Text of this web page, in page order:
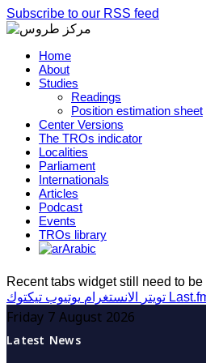
Subscribe to our RSS feed
Home
About
Studies
Readings
Position estimation sheet
Center Versions
The TROs indicator
Localities
Parliament
Internationals
Articles
Podcast
Events
TROs library
Arabic
Recent tabs widget still need to
تويتر
الانستغرام يوتيوب تيكتوك
Friday 7 August 2026
Latest News